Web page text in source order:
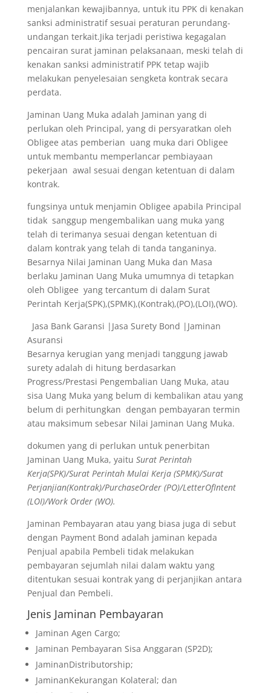
menjalankan kewajibannya, untuk itu PPK di kenakan
sanksi administratif sesuai peraturan perundang-
undangan terkait.Jika terjadi peristiwa kegagalan
pencairan surat jaminan pelaksanaan, meski telah di
kenakan sanksi administratif PPK tetap wajib
melakukan penyelesaian sengketa kontrak secara
perdata.
Jaminan Uang Muka adalah Jaminan yang di
perlukan oleh Principal, yang di persyaratkan oleh
Obligee atas pemberian uang muka dari Obligee
untuk membantu memperlancar pembiayaan
pekerjaan awal sesuai dengan ketentuan di dalam
kontrak.
fungsinya untuk menjamin Obligee apabila Principal
tidak sanggup mengembalikan uang muka yang
telah di terimanya sesuai dengan ketentuan di
dalam kontrak yang telah di tanda tanganinya.
Besarnya Nilai Jaminan Uang Muka dan Masa
berlaku Jaminan Uang Muka umumnya di tetapkan
oleh Obligee yang tercantum di dalam Surat
Perintah Kerja(SPK),(SPMK),(Kontrak),(PO),(LOI),(WO).
Jasa Bank Garansi |Jasa Surety Bond |Jaminan
Asuransi
Besarnya kerugian yang menjadi tanggung jawab
surety adalah di hitung berdasarkan
Progress/Prestasi Pengembalian Uang Muka, atau
sisa Uang Muka yang belum di kembalikan atau yang
belum di perhitungkan dengan pembayaran termin
atau maksimum sebesar Nilai Jaminan Uang Muka.
dokumen yang di perlukan untuk penerbitan
Jaminan Uang Muka, yaitu Surat Perintah
Kerja(SPK)/Surat Perintah Mulai Kerja (SPMK)/Surat
Perjanjian(Kontrak)/PurchaseOrder (PO)/LetterOfIntent
(LOI)/Work Order (WO).
Jaminan Pembayaran atau yang biasa juga di sebut
dengan Payment Bond adalah jaminan kepada
Penjual apabila Pembeli tidak melakukan
pembayaran sejumlah nilai dalam waktu yang
ditentukan sesuai kontrak yang di perjanjikan antara
Penjual dan Pembeli.
Jenis Jaminan Pembayaran
Jaminan Agen Cargo;
Jaminan Pembayaran Sisa Anggaran (SP2D);
JaminanDistributorship;
JaminanKekurangan Kolateral; dan